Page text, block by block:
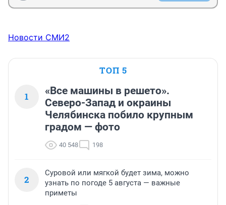
Новости СМИ2
ТОП 5
1
«Все машины в решето».
Северо-Запад и окраины
Челябинска побило крупным
градом — фото
40 548 198
2
Суровой или мягкой будет зима, можно
узнать по погоде 5 августа — важные
приметы